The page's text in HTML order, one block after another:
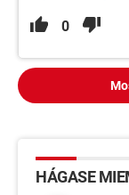
0
HÁGASE